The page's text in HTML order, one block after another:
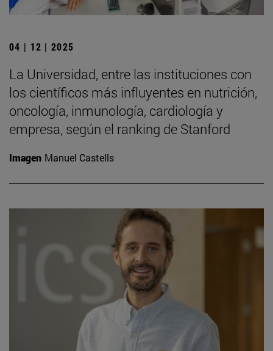
04 | 12 | 2025
La Universidad, entre las instituciones con
los científicos más influyentes en nutrición,
oncología, inmunología, cardiología y
empresa, según el ranking de Stanford
Imagen Manuel Castells